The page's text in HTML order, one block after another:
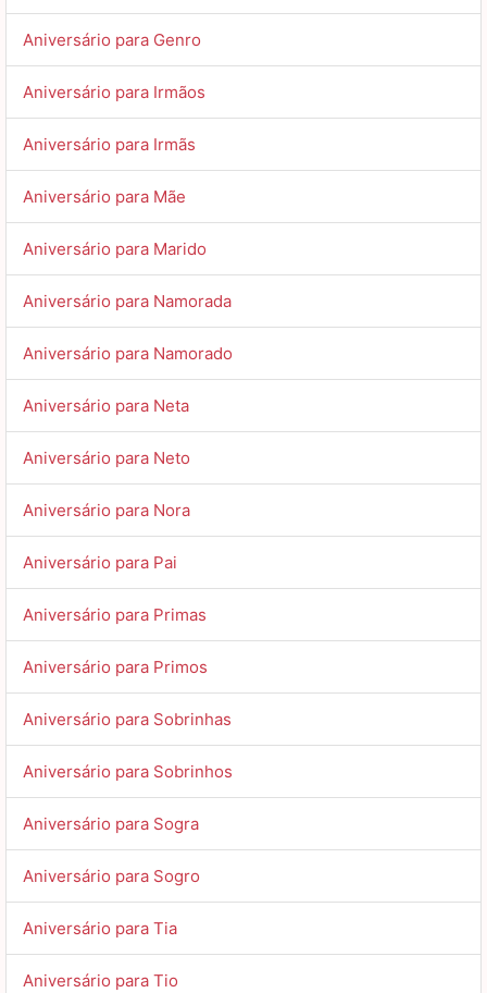
Aniversário para Genro
Aniversário para Irmãos
Aniversário para Irmãs
Aniversário para Mãe
Aniversário para Marido
Aniversário para Namorada
Aniversário para Namorado
Aniversário para Neta
Aniversário para Neto
Aniversário para Nora
Aniversário para Pai
Aniversário para Primas
Aniversário para Primos
Aniversário para Sobrinhas
Aniversário para Sobrinhos
Aniversário para Sogra
Aniversário para Sogro
Aniversário para Tia
Aniversário para Tio